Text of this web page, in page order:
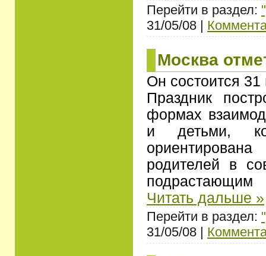
Перейти в раздел:
31/05/08 |
Москва
Он состоится
Праздник
формах
и детьми,
родителей в
Читать дальше »
Перейти в раздел:
31/05/08 |